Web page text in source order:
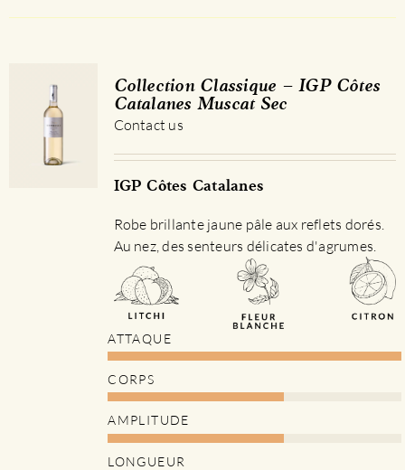
Collection Classique – IGP Côtes
Catalanes Muscat Sec
Contact us
IGP Côtes Catalanes
Robe brillante jaune pâle aux reflets dorés.
Au nez, des senteurs délicates d'agrumes.
ATTAQUE
CORPS
AMPLITUDE
LONGUEUR